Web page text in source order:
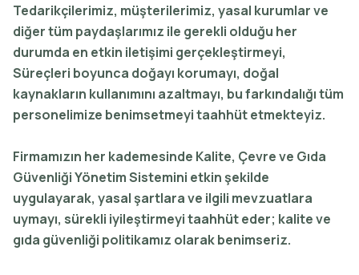
Tedarikçilerimiz, müşterilerimiz, yasal kurumlar ve
diğer tüm paydaşlarımız ile gerekli olduğu her
durumda en etkin iletişimi gerçekleştirmeyi,
Süreçleri boyunca doğayı korumayı, doğal
kaynakların kullanımını azaltmayı, bu farkındalığı tüm
personelimize benimsetmeyi taahhüt etmekteyiz.
Firmamızın her kademesinde Kalite, Çevre ve Gıda
Güvenliği Yönetim Sistemini etkin şekilde
uygulayarak, yasal şartlara ve ilgili mevzuatlara
uymayı, sürekli iyileştirmeyi taahhüt eder; kalite ve
gıda güvenliği politikamız olarak benimseriz.